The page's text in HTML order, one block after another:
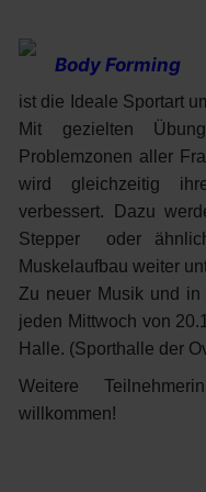
Body Forming
ist die Ideale Sportart
Mit gezielten
Problemzonen aller
wird gleichzeitig
verbessert. Dazu
Stepper oder
Muskelaufbau weiter
Zu neuer Musik und
jeden Mittwoch von
Halle. (Sporthalle der
Weitere
willkommen!